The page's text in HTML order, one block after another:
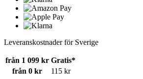
Leveranskostnader för Sverige
från 1 099 kr Gratis*
från 0 kr
115 kr